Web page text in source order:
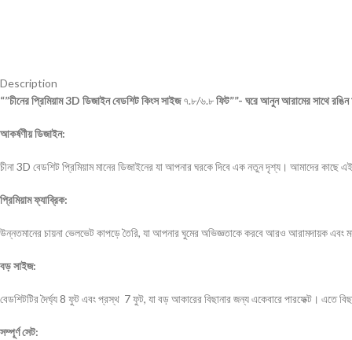
Description
“”চীনের প্রিমিয়াম 3D ডিজাইন বেডশিট কিংস সাইজ৭.৮/৬.৮ফিট””- ঘরে আনুন আরামের সাথে
আকর্ষণীয় ডিজাইন:
চীনা 3D বেডশিট প্রিমিয়াম মানের ডিজাইনের যা আপনার ঘরকে দিবে এক নতুন দৃশ্য। আমাদের কাছে
প্রিমিয়াম ফ্যাব্রিক:
উন্নতমানের চায়না ভেলভেট কাপড়ে তৈরি, যা আপনার ঘুমের অভিজ্ঞতাকে করবে আরও আরামদায়ক এবং
বড় সাইজ:
বেডশিটটির দৈর্ঘ্য 8 ফুট এবং প্রস্থ 7 ফুট, যা বড় আকারের বিছানার জন্য একেবারে পারফেক্ট। এতে
সম্পূর্ণ সেট: